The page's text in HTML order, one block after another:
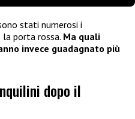
stati numerosi i
porta rossa. Ma quali
invece guadagnato più
dopo il